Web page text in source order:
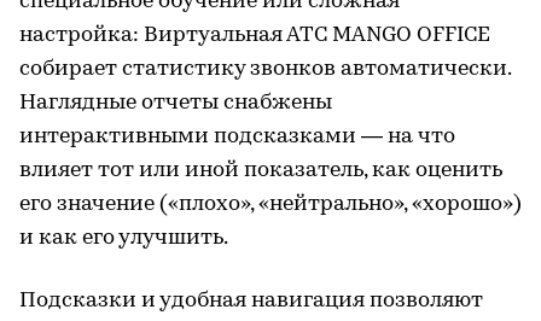
настройка: Виртуальная АТС MANGO OFFICE
собирает статистику звонков автоматически.
Наглядные отчеты снабжены
интерактивными подсказками — на что
влияет тот или иной показатель, как оценить
его значение («плохо», «нейтрально», «хорошо»)
и как его улучшить.
Подсказки и удобная навигация позволяют